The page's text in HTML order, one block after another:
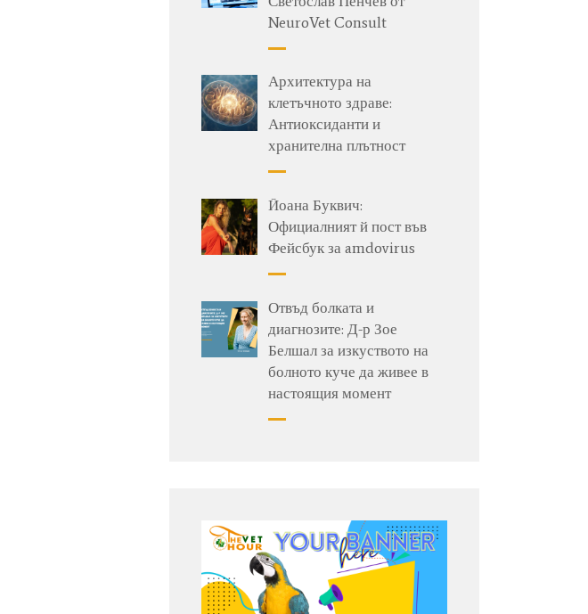
NeuroVet Consult
Архитектура на
клетъчното здраве:
Антиоксиданти и
хранителна плътност
Йоана Буквич:
Официалният й пост във
Фейсбук за amdovirus
Отвъд болката и
диагнозите: Д-р Зое
Белшал за изкуството на
болното куче да живее в
настоящия момент